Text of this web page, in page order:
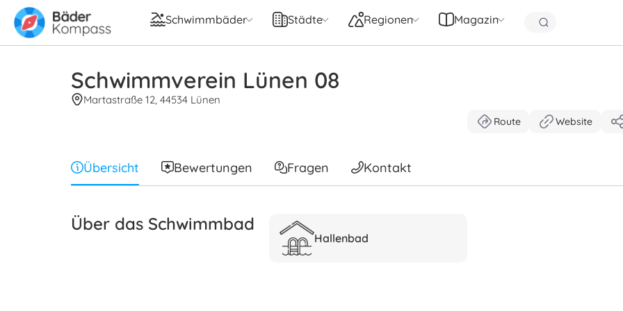
Schwimmbäder Städte Regionen Magazin
Schwimmverein Lünen 08
Martastraße 12, 44534 Lünen
Route Website
Übersicht Bewertungen Fragen Kontakt
Über das Schwimmbad
Hallenbad